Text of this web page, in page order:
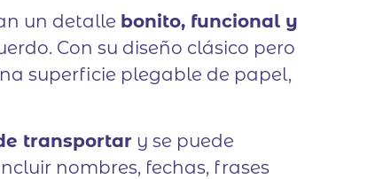
un detalle bonito, funcional y
Con su diseño clásico pero
superficie plegable de papel,
transportar y se puede
nombres, fechas, frases